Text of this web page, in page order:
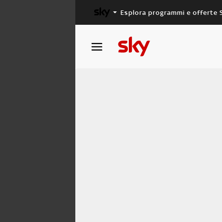
Esplora programmi e offerte